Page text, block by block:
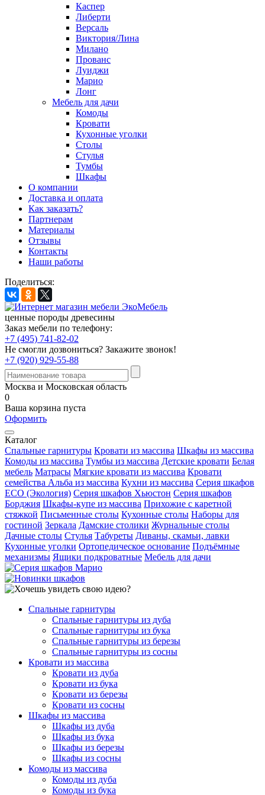
Каспер
Либерти
Версаль
Виктория/Лина
Милано
Прованс
Луиджи
Марио
Лонг
Мебель для дачи
Комоды
Кровати
Кухонные уголки
Столы
Стулья
Тумбы
Шкафы
О компании
Доставка и оплата
Как заказать?
Партнерам
Материалы
Отзывы
Контакты
Наши работы
Поделиться:
ценные породы древесины
Заказ мебели по телефону:
+7 (495) 741-82-02
Не смогли дозвониться? Закажите звонок!
+7 (920) 929-55-88
Москва и Московская область
0
Ваша корзина пуста
Оформить
Каталог
Спальные гарнитуры Кровати из массива Шкафы из массива
Комоды из массива Тумбы из массива Детские кровати Белая
мебель Матрасы Мягкие кровати из массива Кровати
семейства Альба из массива Кухни из массива Серия шкафов
ECO (Экология) Серия шкафов Хьюстон Серия шкафов
Борджия Шкафы-купе из массива Прихожие с каретной
стяжкой Письменные столы Кухонные столы Наборы для
гостиной Зеркала Дамские столики Журнальные столы
Дачные столы Стулья Табуреты Диваны, скамьи, лавки
Кухонные уголки Ортопедическое основание Подъёмные
механизмы Ящики подкроватные Мебель для дачи
Спальные гарнитуры
Спальные гарнитуры из дуба
Спальные гарнитуры из бука
Спальные гарнитуры из березы
Спальные гарнитуры из сосны
Кровати из массива
Кровати из дуба
Кровати из бука
Кровати из березы
Кровати из сосны
Шкафы из массива
Шкафы из дуба
Шкафы из бука
Шкафы из березы
Шкафы из сосны
Комоды из массива
Комоды из дуба
Комоды из бука